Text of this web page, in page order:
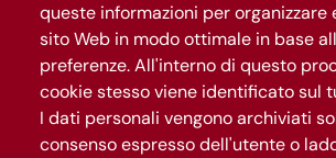
Cultura
Puntiamo sulla bellezza, la
capacità rigenerativa della cultura:
patrimonio unico e un grande
sviluppo per la città.
queste informazioni per organizzare
sito Web in modo ottimale in base
preferenze. All'interno di questo
cookie stesso viene identificato sul
I dati personali vengono archiviati
consenso espresso dell'utente o